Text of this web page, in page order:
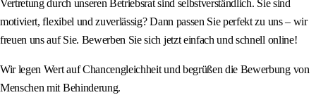
Vertretung durch unseren Betriebsrat sind selbstverständlich. Sie sind
motiviert, flexibel und zuverlässig? Dann passen Sie perfekt zu uns – wir
freuen uns auf Sie. Bewerben Sie sich jetzt einfach und schnell online!
Wir legen Wert auf Chancengleichheit und begrüßen die Bewerbung von
Menschen mit Behinderung.